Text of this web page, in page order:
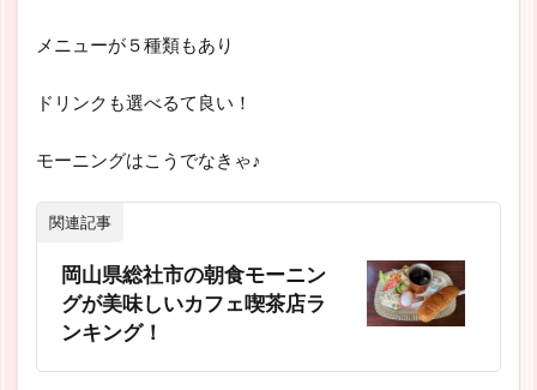
メニューが５種類もあり
ドリンクも選べるて良い！
モーニングはこうでなきゃ♪
関連記事
岡山県総社市の朝食モーニン
グが美味しいカフェ喫茶店ラ
ンキング！